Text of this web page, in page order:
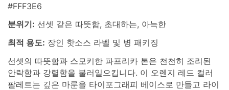
#FFF3E6
분위기: 선셋 같은 따뜻함, 초대하는, 아늑한
최적 용도: 장인 핫소스 라벨 및 병 패키징
선셋의 따뜻함과 스모키한 파프리카 톤은 천천히 조리된
안락함과 강렬함을 불러일으킵니다. 이 오렌지 레드 컬러
팔레트는 깊은 마룬을 타이포그래피 베이스로 만들고 라이